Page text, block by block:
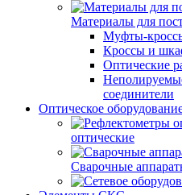
Материалы для
Муфты-
Кроссы и
Оптические
соединители
Оптическое
оптические
Сварочные